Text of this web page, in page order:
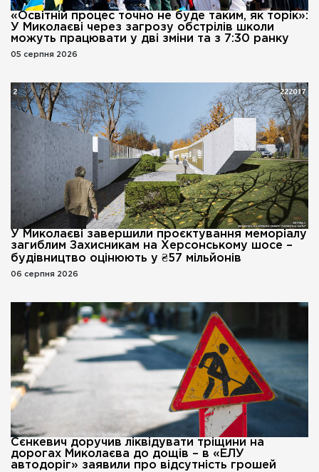
«Освітній процес точно не буде таким, як торік»:
У Миколаєві через загрозу обстрілів школи
можуть працювати у дві зміни та з 7:30 ранку
05 серпня 2026
У Миколаєві завершили проєктування меморіалу
загиблим Захисникам на Херсонському шосе –
будівництво оцінюють у ₴57 мільйонів
06 серпня 2026
Сєнкевич доручив ліквідувати тріщини на
дорогах Миколаєва до дощів – в «ЕЛУ
автодоріг» заявили про відсутність грошей